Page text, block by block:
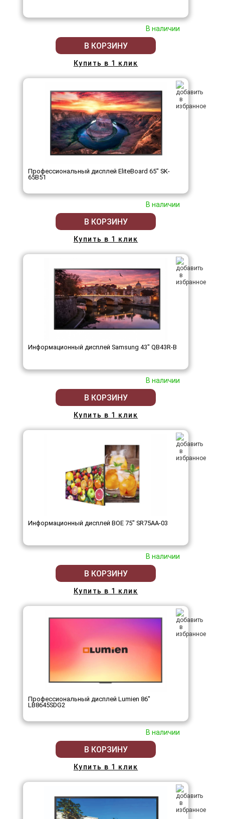
В наличии
В КОРЗИНУ
Купить в 1 клик
Профессиональный дисплей EliteBoard 65" SK-
65B51
В наличии
В КОРЗИНУ
Купить в 1 клик
Информационный дисплей Samsung 43" QB43R-B
В наличии
В КОРЗИНУ
Купить в 1 клик
Информационный дисплей BOE 75" SR75AA-03
В наличии
В КОРЗИНУ
Купить в 1 клик
Профессиональный дисплей Lumien 86"
LB8645SDG2
В наличии
В КОРЗИНУ
Купить в 1 клик